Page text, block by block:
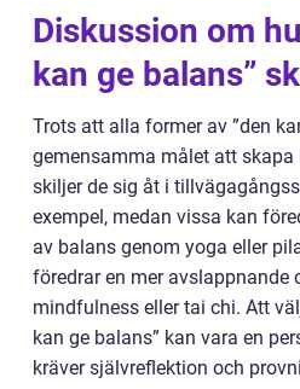
Diskussion om
kan ge balans”
Trots att alla former av ”den
gemensamma målet att
skiljer de sig åt i
exempel, medan vissa kan
av balans genom yoga eller
föredrar en mer avslappnande
mindfulness eller tai chi. Att
kan ge balans” kan vara en
kräver självreflektion och